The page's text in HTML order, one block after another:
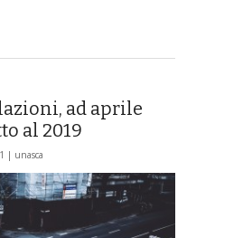
ad aprile
al 2019
| unasca